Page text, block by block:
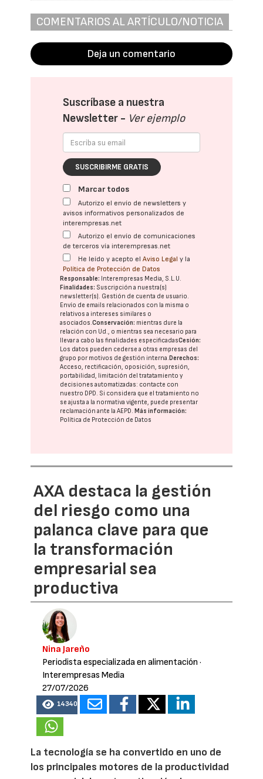
COMENTARIOS AL ARTÍCULO/NOTICIA
Deja un comentario
Suscríbase a nuestra
Newsletter - Ver ejemplo
SUSCRIBIRME GRATIS
Marcar todos
Autorizo el envío de newsletters y
avisos informativos personalizados de
interempresas.net
Autorizo el envío de comunicaciones
de terceros vía interempresas.net
He leído y acepto elAviso Legal y la
Política de Protección de Datos
Responsable: Interempresas Media, S.L.U.
Finalidades: Suscripción a nuestra(s)
newsletter(s). Gestión de cuenta de usuario.
Envío de emails relacionados con la misma o
relativos a intereses similares o
asociados.Conservación: mientras dure la
relación con Ud., o mientras sea necesario para
llevar a cabo las finalidades especificadasCesión:
Los datos pueden cederse a otras empresas del
grupo por motivos de gestión interna. Derechos:
Acceso, rectificación, oposición, supresión,
portabilidad, limitación del tratatamiento y
decisiones automatizadas: contacte con
nuestro DPD. Si considera que el tratamiento no
se ajusta a la normativa vigente, puede presentar
reclamación ante laAEPD. Más información:
Política de Protección de Datos
AXA destaca la gestión
del riesgo como una
palanca clave para que
la transformación
empresarial sea
productiva
Nina Jareño
Periodista especializada en alimentación ·
Interempresas Media
27/07/2026
14340
La tecnología se ha convertido en uno de
los principales motores de la productividad